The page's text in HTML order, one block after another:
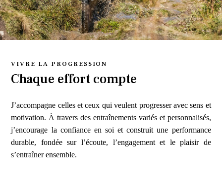
VIVRE LA PROGRESSION
Chaque effort compte
J’accompagne celles et ceux qui veulent progresser avec sens et
motivation. À travers des entraînements variés et personnalisés,
j’encourage la confiance en soi et construit une performance
durable, fondée sur l’écoute, l’engagement et le plaisir de
s’entraîner ensemble.